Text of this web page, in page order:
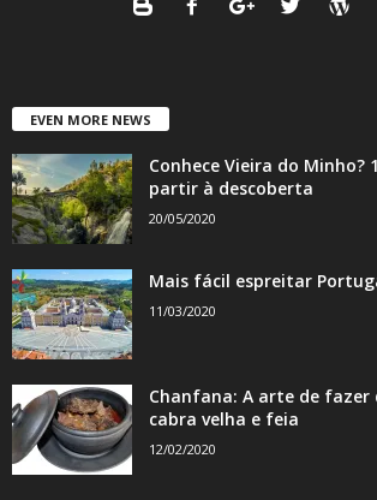
EVEN MORE NEWS
Conhece Vieira do Minho?
partir à descoberta
20/05/2020
Mais fácil espreitar
11/03/2020
Chanfana: A arte de fazer
cabra velha e feia
12/02/2020